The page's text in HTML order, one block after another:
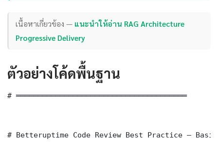
เนื้อหาเกี่ยวข้อง — แนะนำให้อ่าน RAG Architecture
Progressive Delivery
ตัวอย่างโค้ดพื้นฐาน
# ═══════════════════════════════════════
# Betteruptime Code Review Best Practice —